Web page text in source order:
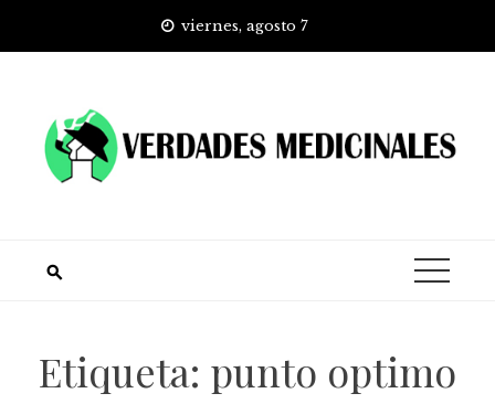
viernes, agosto 7
Etiqueta: punto optimo